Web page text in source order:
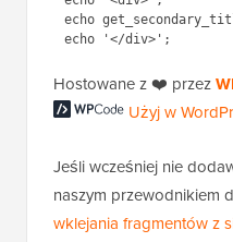
echo '<div>';
echo
Hostowane z ❤️ przez
WPCode
Jeśli wcześniej nie
naszym przewodnikiem